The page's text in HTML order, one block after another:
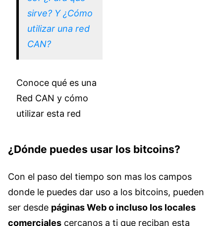
sirve? Y ¿Cómo
utilizar una red
CAN?
Conoce qué es una
Red CAN y cómo
utilizar esta red
¿Dónde puedes usar los bitcoins?
Con el paso del tiempo son mas los campos
donde le puedes dar uso a los bitcoins, pueden
ser desde páginas Web o incluso los locales
comerciales cercanos a ti que reciban esta